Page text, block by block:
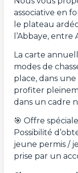
associative en
le plateau
l’Abbaye,
La carte
modes de
place, dans
profiter
dans un cadre
🎯 Offre
Possibilité
jeune permis /
prise par un